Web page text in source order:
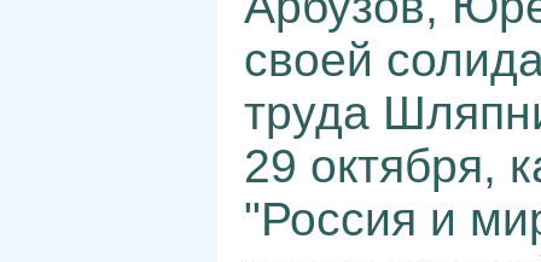
своей
труда
29 октября,
"Россия и